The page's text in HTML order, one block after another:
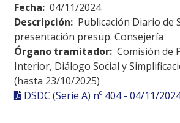
Fecha: 04/11/2024
Descripción: Publicación Diario de
presentación presup. Consejería
Órgano tramitador: Comisión de
Interior, Diálogo Social y
(hasta 23/10/2025)
DSDC (Serie A) nº 404 - 04/11/